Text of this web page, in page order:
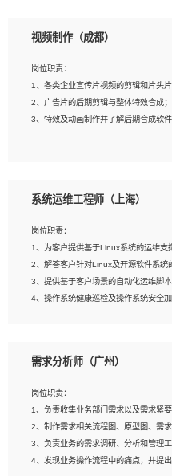
上；
3、想象力丰富, 有一定的艺术审美深度；
4、有良好的场景特效搭建功底；
5、熟悉 3Ds Max 或者 Maya；
6、有良好的沟通能力和团队合作意识；
视频制作（成都）
岗位职责：
1、各类企业宣传片视频的剪辑和片头片
2、广告片的后期剪辑与整体特效合成；
3、特效及动画制作并了解后期合成软件
2、熟练使用After Effect、Photo Shop
4、在剪辑上会思考，有一定编导思维；
5、踏实， 勤奋，愿意在工作中不断学
6、能与同事友好相处。
系统运维工程师（上海）
岗位职责：
1、为客户提供基于Linux系统的运维支
2、解答客户针对Linux及开源软件系统
3、提供基于客户场景的自动化运维脚本
4、操作系统健康巡检及操作系统安全
1、全日制本科计算机相关专业毕业，3
3、熟练使用脚本语言，shell/python任
4、熟悉linux常见服务、中间件的基本
Apache、Nginx、Zabbix、Kafka等
5、熟悉主流虚拟化技术，如：
6、具备网络方面的基础知识，熟悉常
需求分析师（广州）
岗位职责：
1、负责收集业务部门需求以及需求紧要
2、制作需求相关流程图、原型图、需求
3、负责业务的需求调研、分析和管理
4、发现业务操作流程中的痛点，并提出